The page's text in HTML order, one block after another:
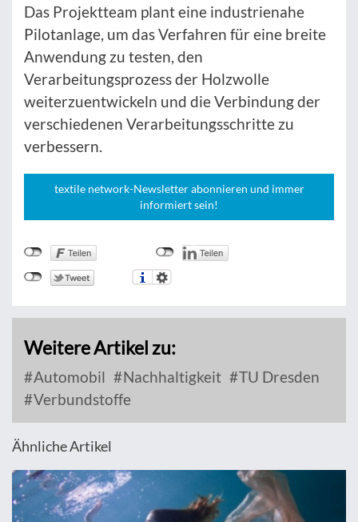
Das Projektteam plant eine industrienahe
Pilotanlage, um das Verfahren für eine breite
Anwendung zu testen, den
Verarbeitungsprozess der Holzwolle
weiterzuentwickeln und die Verbindung der
verschiedenen Verarbeitungsschritte zu
verbessern.
textile network-Newsletter abonnieren und immer
informiert sein!
Weitere Artikel zu:
Automobil Nachhaltigkeit
TU Dresden
Verbundstoffe
Ähnliche Artikel